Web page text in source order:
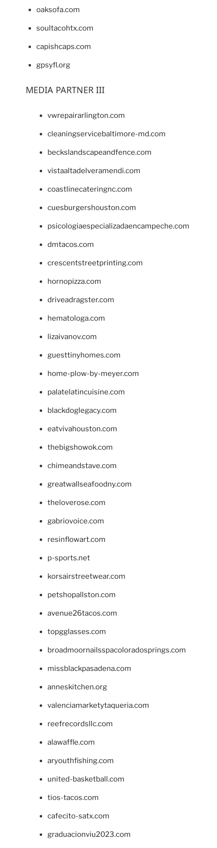
oaksofa.com
soultacohtx.com
capishcaps.com
gpsyfl.org
MEDIA PARTNER III
vwrepairarlington.com
cleaningservicebaltimore-md.com
beckslandscapeandfence.com
vistaaltadelveramendi.com
coastlinecateringnc.com
cuesburgershouston.com
psicologiaespecializadaencampeche.com
dmtacos.com
crescentstreetprinting.com
hornopizza.com
driveadragster.com
hematologa.com
lizaivanov.com
guesttinyhomes.com
home-plow-by-meyer.com
palatelatincuisine.com
blackdoglegacy.com
eatvivahouston.com
thebigshowok.com
chimeandstave.com
greatwallseafoodny.com
theloverose.com
gabriovoice.com
resinflowart.com
p-sports.net
korsairstreetwear.com
petshopallston.com
avenue26tacos.com
topgglasses.com
broadmoornailsspacoloradosprings.com
missblackpasadena.com
anneskitchen.org
valenciamarketytaqueria.com
reefrecordsllc.com
alawaffle.com
aryouthfishing.com
united-basketball.com
tios-tacos.com
cafecito-satx.com
graduacionviu2023.com